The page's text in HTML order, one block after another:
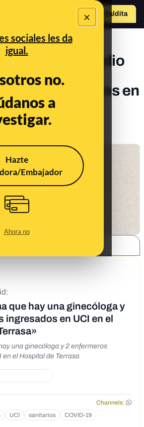
×
sociales les da
igual.
no.
a
Hazte
Embajador
Ahora no
Hazte Maldita
sobre el audio
hay una
dos enfermeros en
hospital de
que hay una ginecóloga y
ingresados en UCI en el
una ginecóloga y 2 enfermeros
en el Hospital de Terrasa
Channels:
UCI sanitarios COVID-19